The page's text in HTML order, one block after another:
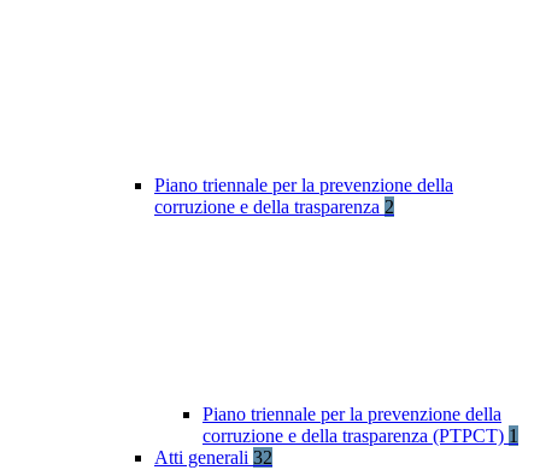
Piano triennale per la prevenzione della
corruzione e della trasparenza 2
Piano triennale per la prevenzione della
corruzione e della trasparenza (PTPCT) 1
Atti generali 32